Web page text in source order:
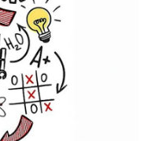
insiden letupan